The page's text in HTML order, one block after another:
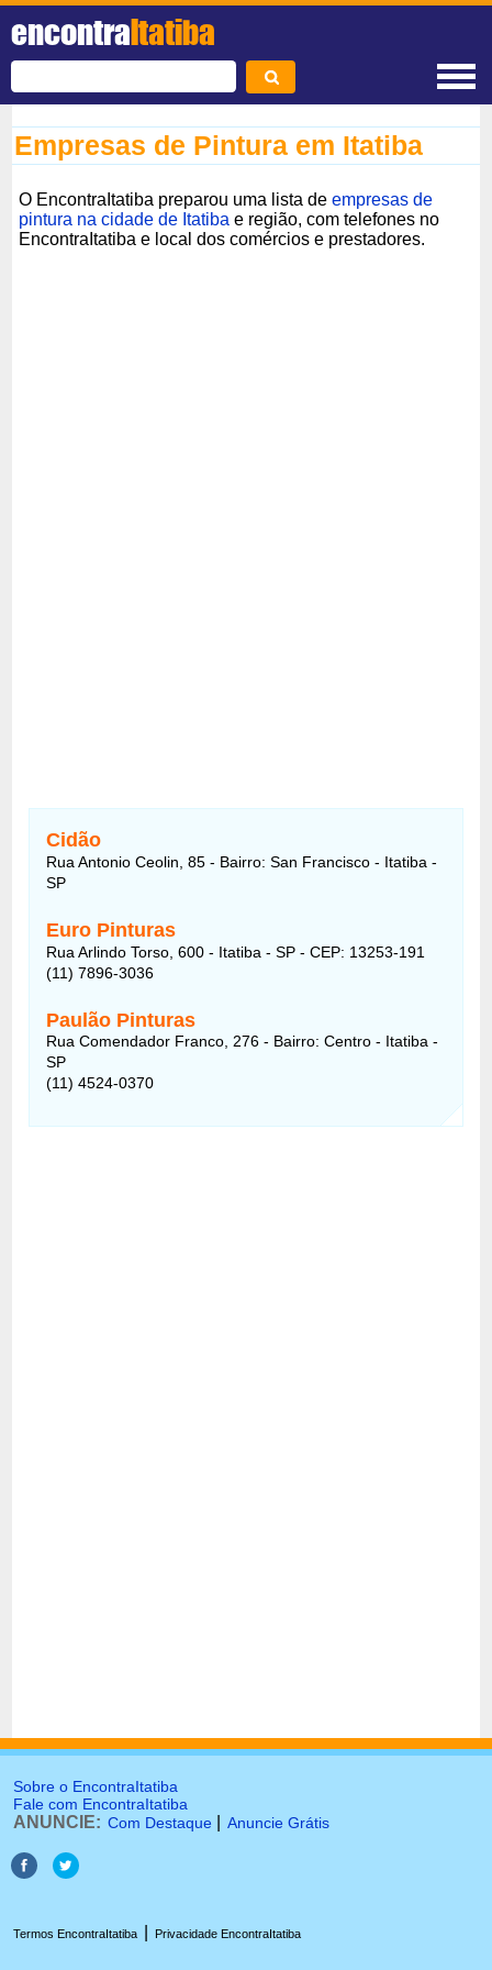
encontraItatiba
Empresas de Pintura em Itatiba
O EncontraItatiba preparou uma lista deempresas de
pintura na cidade de Itatiba e região, com telefones no
EncontraItatiba e local dos comércios e prestadores.
Cidão
Rua Antonio Ceolin, 85 - Bairro: San Francisco - Itatiba -
SP
Euro Pinturas
Rua Arlindo Torso, 600 - Itatiba - SP - CEP: 13253-191
(11) 7896-3036
Paulão Pinturas
Rua Comendador Franco, 276 - Bairro: Centro - Itatiba -
SP
(11) 4524-0370
Sobre o EncontraItatiba
Fale com EncontraItatiba
ANUNCIE: Com Destaque Anuncie Grátis
Termos EncontraItatiba Privacidade EncontraItatiba